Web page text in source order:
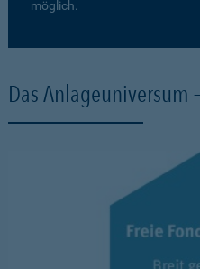
möglich.
Das Anlageuniversum